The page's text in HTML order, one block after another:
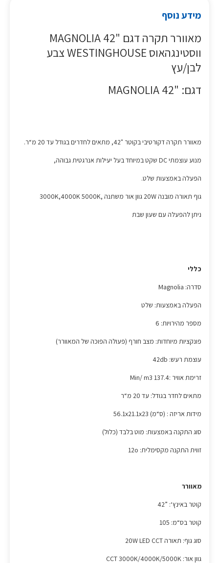
מידע נוסף
מאוורר תקרה דגם "42 MAGNOLIA
ווסטינגהאוס WESTINGHOUSE צבע
לבן/עץ
דגם: "42 MAGNOLIA
מאוורר תקרה דקורטיבי בקוטר "42, מתאים לחדרים בגודל עד 20 מ“ר.
מנוע עוצמתי DC שקט במיוחד בעל יעילות אנרגטית גבוהה,
הפעלה באמצעות שלט.
גוף תאורה מובנה 20W גוון אור משתנה ,3000K,4000K 5000K
ניתן להפעלה עם שעון שבת
כללי
סדרה: Magnolia
הפעלה באמצעות: שלט
מספר מהירויות: 6
פונקציות מיוחדות: מצב חורף (פעולה הפוכה של המאוורר)
עוצמת רעש: 42db
זרימת אוויר :Min/ m3 137.4
מתאים לחדר בגודל: עד 20 מ“ר
מידות אריזה : (ס“מ) 56.1x21.1x23
סוג התקנה באמצעות: מוט בלבד (כלול)
זווית התקנה מקסימלית: 12o
מאוורר
קוטר באינץ‘: ”42
קוטר בס“מ: 105
סוג גוף: תאורה 20W LED CCT
גוון אור: CCT 3000K/4000K/5000K